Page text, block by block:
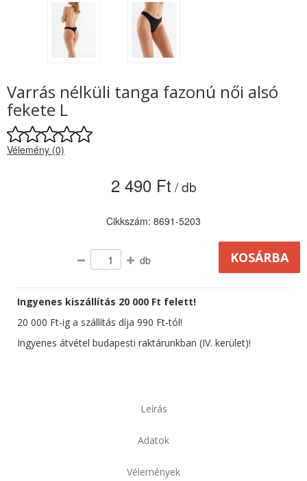
Varrás nélküli tanga fazonú női alsó
fekete L
Vélemény (0)
2 490 Ft / db
Cikkszám: 8691-5203
db
Ingyenes kiszállítás 20 000 Ft felett!
20 000 Ft-ig a szállítás díja 990 Ft-tól!
Ingyenes átvétel budapesti raktárunkban (IV. kerület)!
Leírás
Adatok
Vélemények